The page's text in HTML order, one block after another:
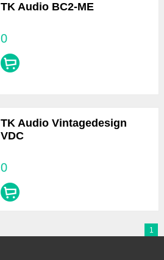
TK Audio BC2-ME
0
TK Audio Vintagedesign
VDC
0
1